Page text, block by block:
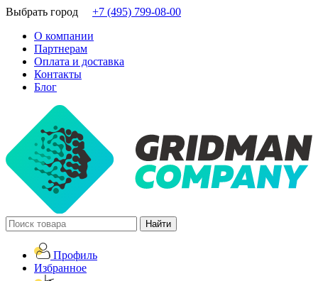
Выбрать город
+7 (495) 799-08-00
О компании
Партнерам
Оплата и доставка
Контакты
Блог
Профиль
Избранное